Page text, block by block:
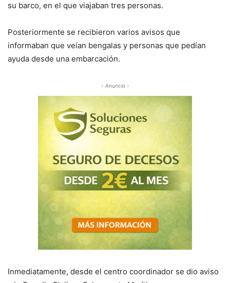
su barco, en el que viajaban tres personas.
Posteriormente se recibieron varios avisos que
informaban que veían bengalas y personas que pedían
ayuda desde una embarcación.
- Anuncio -
Inmediatamente, desde el centro coordinador se dio aviso